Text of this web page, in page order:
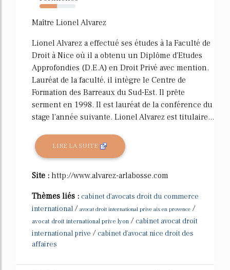
49%
Maître Lionel Alvarez
Lionel Alvarez a effectué ses études à la Faculté de
Droit à Nice où il a obtenu un Diplôme d'Etudes
Approfondies (D.E.A) en Droit Privé avec mention.
Lauréat de la faculté, il intègre le Centre de
Formation des Barreaux du Sud-Est. Il prête
serment en 1998. Il est lauréat de la conférence du
stage l'année suivante. Lionel Alvarez est titulaire...
LIRE LA SUITE
Site : http://www.alvarez-arlabosse.com
Thèmes liés : cabinet d'avocats droit du commerce
international / avocat droit international prive aix en provence /
avocat droit international prive lyon / cabinet avocat droit
international prive / cabinet d'avocat nice droit des
affaires